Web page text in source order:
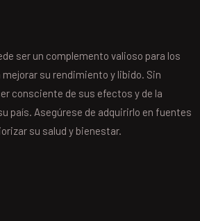
ser un complemento valioso para los
su rendimiento y libido. Sin
consciente de sus efectos y de la
país. Asegúrese de adquirirlo en fuentes
su salud y bienestar.